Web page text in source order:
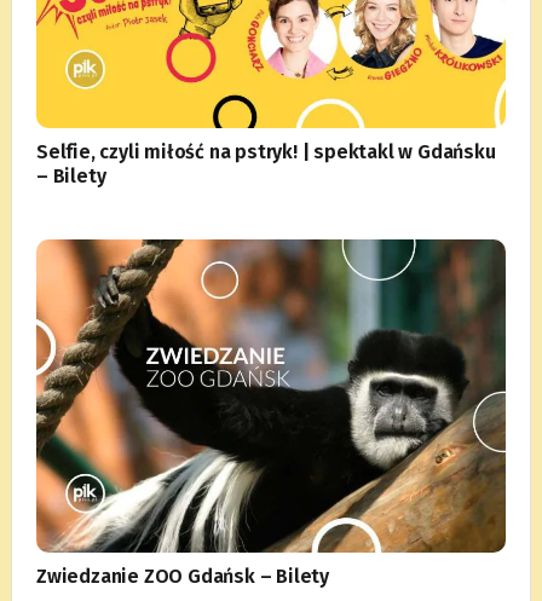
Selfie, czyli miłość na pstryk! | spektakl w Gdańsku
– Bilety
Zwiedzanie ZOO Gdańsk – Bilety